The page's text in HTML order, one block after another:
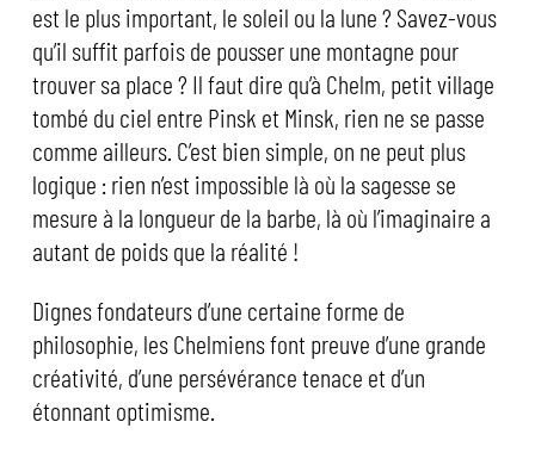
est le plus important, le soleil ou la lune ? Savez-vous
qu’il suffit parfois de pousser une montagne pour
trouver sa place ? Il faut dire qu’à Chelm, petit village
tombé du ciel entre Pinsk et Minsk, rien ne se passe
comme ailleurs. C’est bien simple, on ne peut plus
logique : rien n’est impossible là où la sagesse se
mesure à la longueur de la barbe, là où l’imaginaire a
autant de poids que la réalité !
Dignes fondateurs d’une certaine forme de
philosophie, les Chelmiens font preuve d’une grande
créativité, d’une persévérance tenace et d’un
étonnant optimisme.